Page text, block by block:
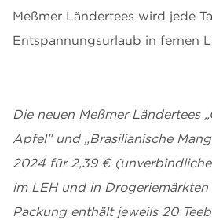
Meßmer Ländertees wird jede
Entspannungsurlaub in fernen
Die neuen Meßmer Ländertees
Apfel” und „Brasilianische
2024 für 2,39 €
im LEH und in Drogeriemärkten
Packung enthält jeweils 20